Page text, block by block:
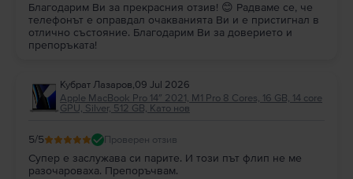
Благодарим Ви за прекрасния отзив! 😊 Радваме се, че
телефонът е оправдал очакванията Ви и е пристигнал в
отлично състояние. Благодарим Ви за доверието и
препоръката!
Кубрат Лазаров,09 Jul 2026
Apple MacBook Pro 14″ 2021, M1 Pro 8 Cores, 16 GB, 14 core
GPU, Silver, 512 GB, Като нов
5/5 Проверен отзив
Супер е заслужава си парите. И този път флип не ме
разочароваха. Препоръчвам.